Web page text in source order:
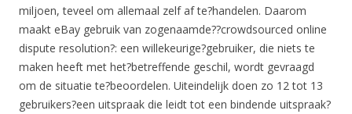
miljoen, teveel om allemaal zelf af te?handelen. Daarom
maakt eBay gebruik van zogenaamde??crowdsourced online
dispute resolution?: een willekeurige?gebruiker, die niets te
maken heeft met het?betreffende geschil, wordt gevraagd
om de situatie te?beoordelen. Uiteindelijk doen zo 12 tot 13
gebruikers?een uitspraak die leidt tot een bindende uitspraak?